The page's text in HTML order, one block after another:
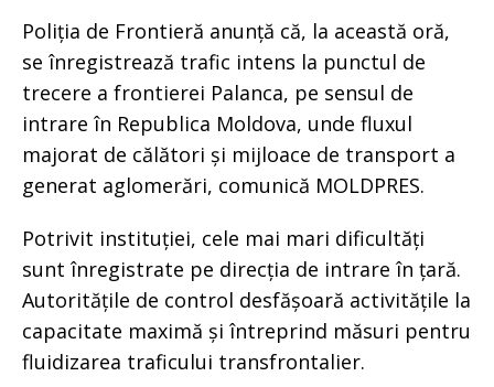
Poliția de Frontieră anunță că, la această oră,
se înregistrează trafic intens la punctul de
trecere a frontierei Palanca, pe sensul de
intrare în Republica Moldova, unde fluxul
majorat de călători și mijloace de transport a
generat aglomerări, comunică MOLDPRES.
Potrivit instituției, cele mai mari dificultăți
sunt înregistrate pe direcția de intrare în țară.
Autoritățile de control desfășoară activitățile la
capacitate maximă și întreprind măsuri pentru
fluidizarea traficului transfrontalier.